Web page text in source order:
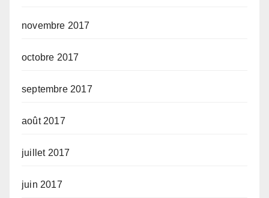
novembre 2017
octobre 2017
septembre 2017
août 2017
juillet 2017
juin 2017